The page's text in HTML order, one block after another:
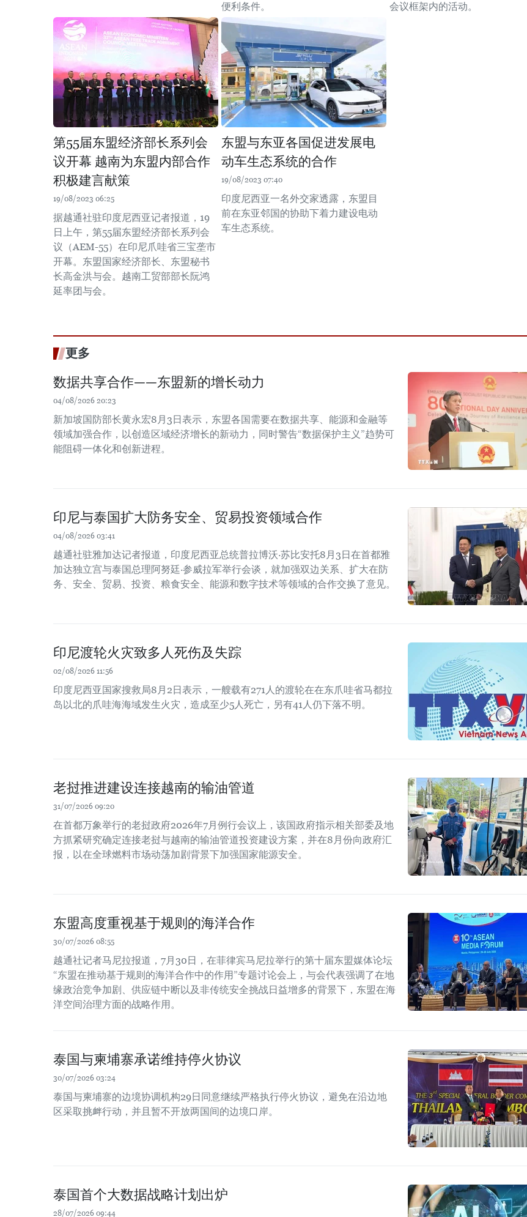
便利条件。
会议框架内的活动。
第55届东盟经济部长系列会
议开幕 越南为东盟内部合作
积极建言献策
19/08/2023 06:25
据越通社驻印度尼西亚记者报道，19
日上午，第55届东盟经济部长系列会
议（AEM-55）在印尼爪哇省三宝垄市
开幕。东盟国家经济部长、东盟秘书
长高金洪与会。越南工贸部部长阮鸿
延率团与会。
东盟与东亚各国促进发展电
动车生态系统的合作
19/08/2023 07:40
印度尼西亚一名外交家透露，东盟目
前在东亚邻国的协助下着力建设电动
车生态系统。 ​
更多
数据共享合作——东盟新的增长动力
04/08/2026 20:23
新加坡国防部长黄永宏8月3日表示，东盟各国需要在数据共享、能源和金融等
领域加强合作，以创造区域经济增长的新动力，同时警告“数据保护主义”趋势可
能阻碍一体化和创新进程。
印尼与泰国扩大防务安全、贸易投资领域合作
04/08/2026 03:41
越通社驻雅加达记者报道，印度尼西亚总统普拉博沃·苏比安托8月3日在首都雅
加达独立宫与泰国总理阿努廷·参威拉军举行会谈，就加强双边关系、扩大在防
务、安全、贸易、投资、粮食安全、能源和数字技术等领域的合作交换了意见。
印尼渡轮火灾致多人死伤及失踪
02/08/2026 11:56
印度尼西亚国家搜救局8月2日表示，一艘载有271人的渡轮在在东爪哇省马都拉
岛以北的爪哇海海域发生火灾，造成至少5人死亡，另有41人仍下落不明。
老挝推进建设连接越南的输油管道
31/07/2026 09:20
在首都万象举行的老挝政府2026年7月例行会议上，该国政府指示相关部委及地
方抓紧研究确定连接老挝与越南的输油管道投资建设方案，并在8月份向政府汇
报，以在全球燃料市场动荡加剧背景下加强国家能源安全。
东盟高度重视基于规则的海洋合作
30/07/2026 08:55
越通社记者马尼拉报道，7月30日，在菲律宾马尼拉举行的第十届东盟媒体论坛
“东盟在推动基于规则的海洋合作中的作用”专题讨论会上，与会代表强调了在地
缘政治竞争加剧、供应链中断以及非传统安全挑战日益增多的背景下，东盟在海
洋空间治理方面的战略作用。
泰国与柬埔寨承诺维持停火协议
30/07/2026 03:24
泰国与柬埔寨的边境协调机构29日同意继续严格执行停火协议，避免在沿边地
区采取挑衅行动，并且暂不开放两国间的边境口岸。
泰国首个大数据战略计划出炉
28/07/2026 09:44